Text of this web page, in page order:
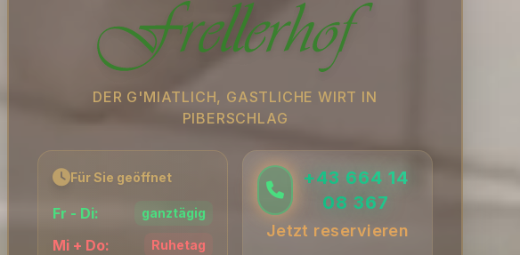
DER G'MIATLICH, GASTLICHE WIRT IN
PIBERSCHLAG
Für Sie geöffnet
Fr - Di: ganztägig
Mi + Do: Ruhetag
+43 664 14
08 367
Jetzt reservieren